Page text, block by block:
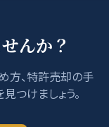
んか？
方、特許売却の手
つけましょう。